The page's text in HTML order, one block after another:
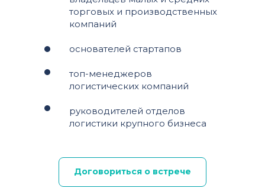
Договориться о встрече
торговых и производственных
компаний
основателей стартапов
топ-менеджеров
логистических компаний
руководителей отделов
логистики крупного бизнеса